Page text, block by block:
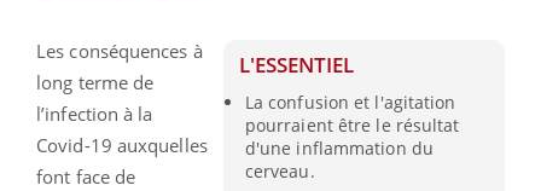
L'ESSENTIEL
La confusion et l'agitation
pourraient être le résultat
d'une inflammation du
cerveau.
Les conséquences à
long terme de
l’infection à la
Covid-19 auxquelles
font face de